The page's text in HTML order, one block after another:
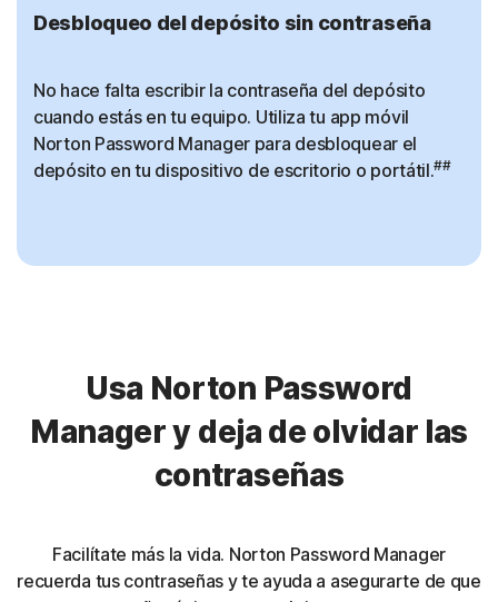
Desbloqueo del depósito sin contraseña
No hace falta escribir la contraseña del depósito
cuando estás en tu equipo. Utiliza tu app móvil
Norton Password Manager para desbloquear el
depósito en tu dispositivo de escritorio o portátil.##
Usa Norton Password
Manager y deja de olvidar las
contraseñas
Facilítate más la vida. Norton Password Manager
recuerda tus contraseñas y te ayuda a asegurarte de que